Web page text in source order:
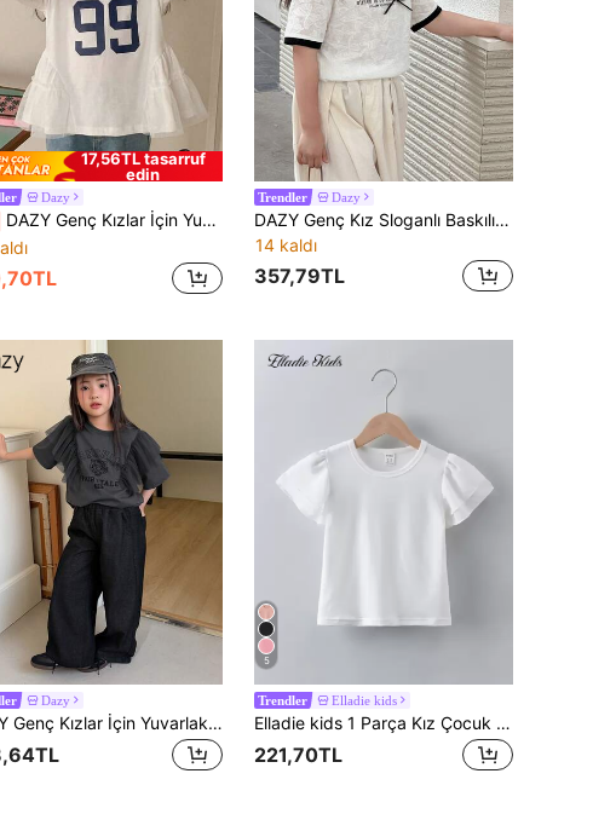
17,56TL tasarruf
edin
Dazy
DAZY Genç Kızlar İçin Yuvarlak Yaka Günlük Fırfır Detaylı Kolsuz Tişört
Trendler Dazy
DAZY Genç Kız Sloganlı Baskılı Fiyonklu Yuvarlak Yaka Kısa Kollu Günlük Yazlık Tişört
14 kaldı
357,79TL
Dazy
DAZY Genç Kızlar İçin Yuvarlak Yakalı Fırfırlı File Kumaşlı Günlük Kısa Kollu İngilizce Harf Baskılı Tişört
5
Trendler Elladie kids
Elladie kids 1 Parça Kız Çocuk Fırfırlı Etek Yuvarlak Yaka Düz Beyaz Sade Tişört, Çok Yönlü
221,70TL